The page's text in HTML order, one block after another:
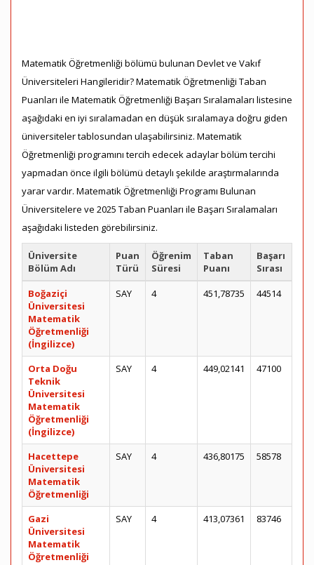
Matematik Öğretmenliği bölümü bulunan Devlet ve Vakıf
Üniversiteleri Hangileridir? Matematik Öğretmenliği Taban
Puanları ile Matematik Öğretmenliği Başarı Sıralamaları listesine
aşağıdaki en iyi sıralamadan en düşük sıralamaya doğru giden
üniversiteler tablosundan ulaşabilirsiniz. Matematik
Öğretmenliği programını tercih edecek adaylar bölüm tercihi
yapmadan önce ilgili bölümü detaylı şekilde araştırmalarında
yarar vardır. Matematik Öğretmenliği Programı Bulunan
Üniversitelere ve 2025 Taban Puanları ile Başarı Sıralamaları
aşağıdaki listeden görebilirsiniz.
Üniversite
Bölüm Adı
Puan
Türü
Öğrenim
Süresi
Taban
Puanı
Başarı
Sırası
Boğaziçi
Üniversitesi
Matematik
Öğretmenliği
(İngilizce)
SAY 4 451,78735 44514
Orta Doğu
Teknik
Üniversitesi
Matematik
Öğretmenliği
(İngilizce)
SAY 4 449,02141 47100
Hacettepe
Üniversitesi
Matematik
Öğretmenliği
SAY 4 436,80175 58578
Gazi
Üniversitesi
Matematik
Öğretmenliği
SAY 4 413,07361 83746